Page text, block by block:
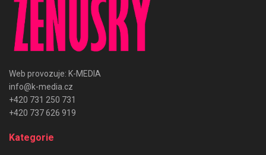
Web provozuje: K-MEDIA
info@k-media.cz
+420 731 250 731
+420 737 626 919
Kategorie